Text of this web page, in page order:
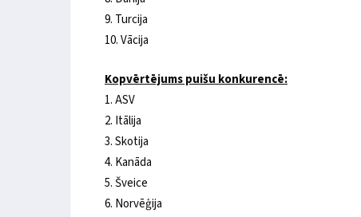
9. Turcija
10. Vācija
Kopvērtējums puišu konkurencē:
1. ASV
2. Itālija
3. Skotija
4. Kanāda
5. Šveice
6. Norvēģija